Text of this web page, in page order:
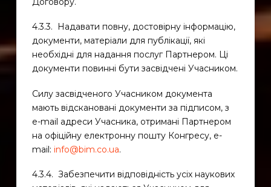
4.3.3. Надавати повну, достовірну інформацію,
документи, матеріали для публікації, які
необхідні для надання послуг Партнером. Ці
документи повинні бути засвідчені Учасником.
Силу засвідченого Учасником документа
мають відскановані документи за підписом, з
e-mail адреси Учасника, отримані Партнером
на офіційну електронну пошту Конгресу, e-
mail: info@bim.co.ua.
4.3.4. Забезпечити відповідність усіх наукових